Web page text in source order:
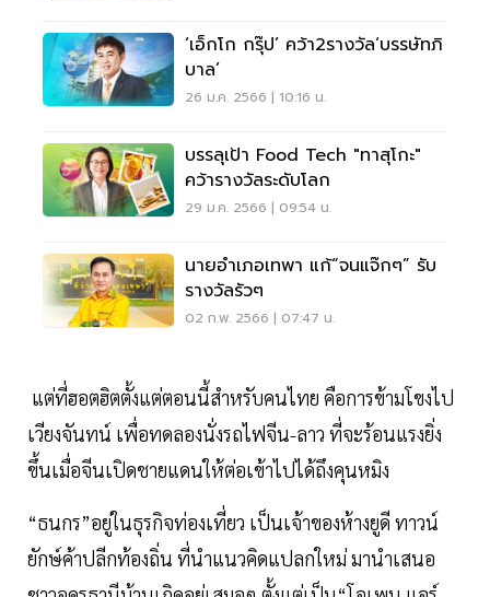
‘เอ็กโก กรุ๊ป’ คว้า2รางวัล‘บรรษัทภิ
บาล’
26 ม.ค. 2566 | 10:16 น.
บรรลุเป้า Food Tech "ทาสุโกะ"
คว้ารางวัลระดับโลก
29 ม.ค. 2566 | 09:54 น.
นายอำเภอเทพา แก้“จนแจ๊กๆ” รับ
รางวัลรัวๆ
02 ก.พ. 2566 | 07:47 น.
แต่ที่ฮอตฮิตตั้งแต่ตอนนี้สำหรับคนไทย คือการข้ามโขงไป
เวียงจันทน์ เพื่อทดลองนั่งรถไฟจีน-ลาว ที่จะร้อนแรงยิ่ง
ขึ้นเมื่อจีนเปิดชายแดนให้ต่อเข้าไปได้ถึงคุนหมิง
“ธนกร”อยู่ในธุรกิจท่องเที่ยว เป็นเจ้าของห้างยูดี ทาวน์
ยักษ์ค้าปลีกท้องถิ่น ที่นำแนวคิดแปลกใหม่ มานำเสนอ